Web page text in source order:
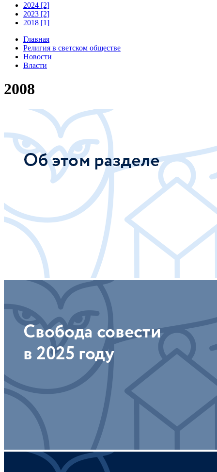
2024 [2]
2023 [2]
2018 [1]
Главная
Религия в светском обществе
Новости
Власти
2008